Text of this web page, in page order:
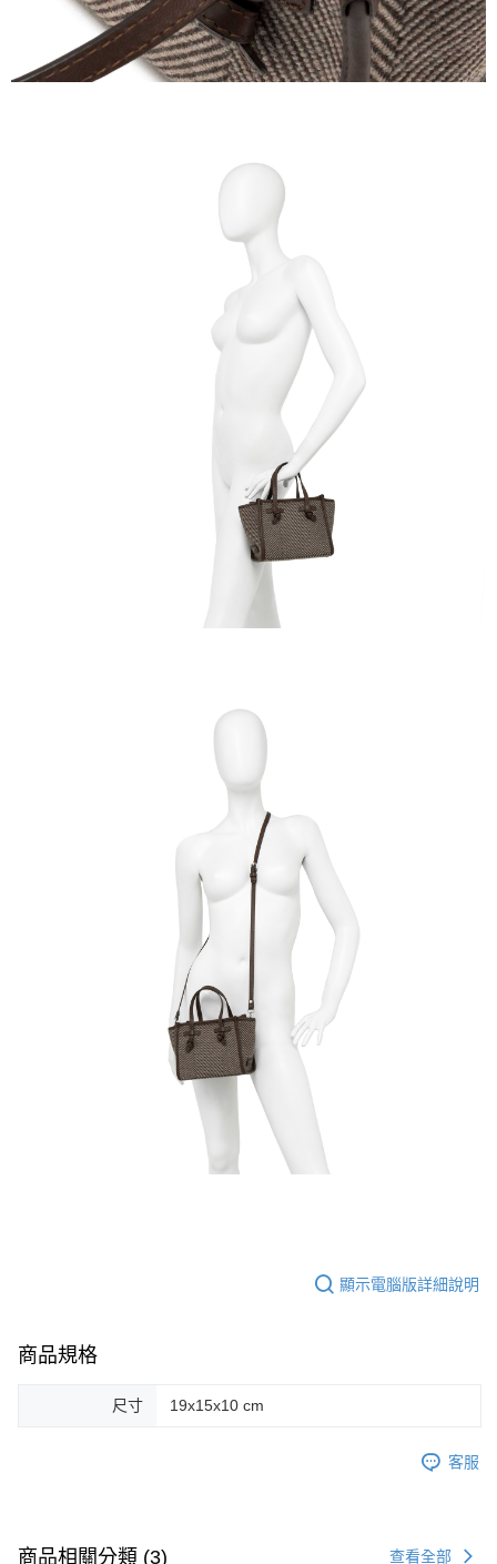
顯示電腦版詳細說明
商品規格
尺寸 19x15x10 cm
客服
商品相關分類 (3) 查看全部